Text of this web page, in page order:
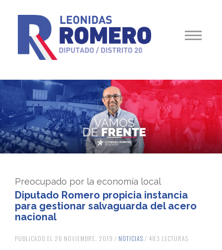
Preocupado por la economía local
Diputado Romero propicia instancia
para gestionar salvaguarda del acero
nacional
PUBLICADO EL 26 NOVIEMBRE, 2019 / NOTICIAS / 483 LECTURAS